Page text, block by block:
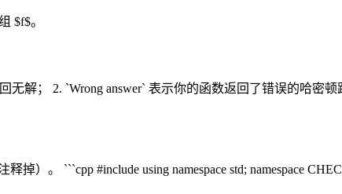
$f$。
解； 2. `Wrong answer` 表示你的函数返回了错误的哈密
。 ```cpp #include using namespace std; namespace